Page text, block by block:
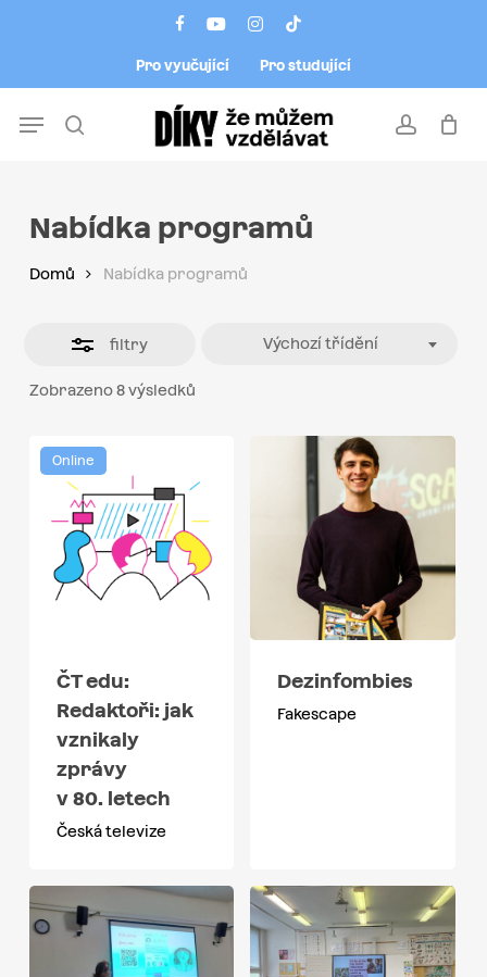
facebookyoutubeinstagram
tiktok
Pro vyučující Pro studující
account
Menu
Nabídka programů
Domů Nabídka programů
filtry
Zobrazeno 8 výsledků
Výchozí třídění
Online
ČT edu:
Redaktoři: jak
vznikaly
zprávy
v 80. letech
Česká televize
Dezinfombies
Fakescape